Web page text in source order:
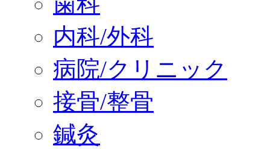
内科/外科
病院/クリニック
接骨/整骨
鍼灸